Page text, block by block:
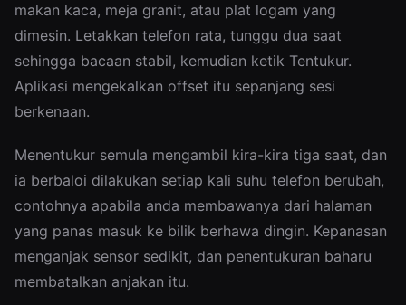
makan kaca, meja granit, atau plat logam yang
dimesin. Letakkan telefon rata, tunggu dua saat
sehingga bacaan stabil, kemudian ketik Tentukur.
Aplikasi mengekalkan offset itu sepanjang sesi
berkenaan.
Menentukur semula mengambil kira-kira tiga saat, dan
ia berbaloi dilakukan setiap kali suhu telefon berubah,
contohnya apabila anda membawanya dari halaman
yang panas masuk ke bilik berhawa dingin. Kepanasan
menganjak sensor sedikit, dan penentukuran baharu
membatalkan anjakan itu.